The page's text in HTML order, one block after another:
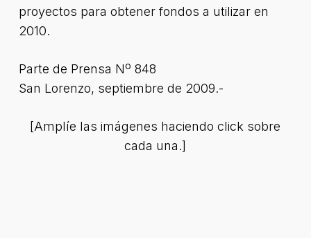
proyectos para obtener fondos a utilizar en
2010.
Parte de Prensa Nº 848
San Lorenzo, septiembre de 2009.-
[Amplíe las imágenes haciendo click sobre
cada una.]